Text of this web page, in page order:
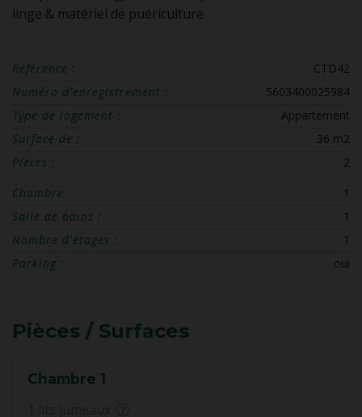
linge & matériel de puériculture
Référence :
CTD42
Numéro d'enregistrement :
5603400025984
Type de logement :
Appartement
Surface de :
36 m2
Pièces :
2
Chambre :
1
Salle de bains :
1
Nombre d'étages :
1
Parking :
oui
Pièces / Surfaces
Chambre 1